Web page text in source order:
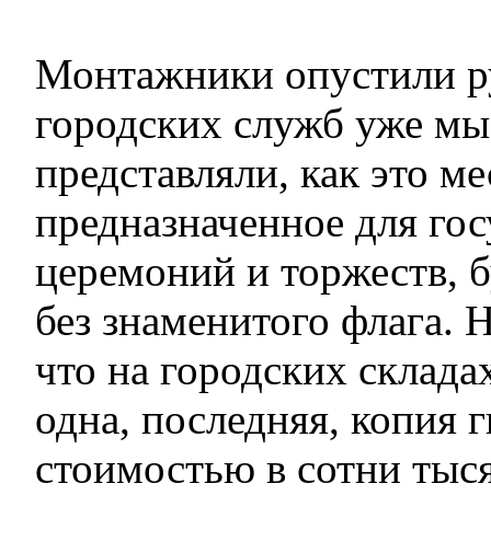
Монтажники опустили
городских служб уже
представляли, как это
предназначенное для
церемоний и торжеств,
без знаменитого флага.
что на городских
одна, последняя, копия
стоимостью в сотни